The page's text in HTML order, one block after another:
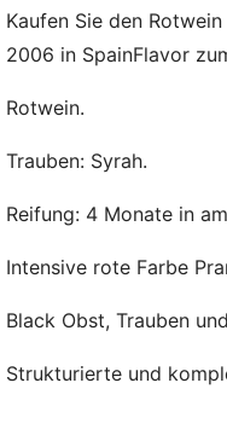
Kaufen Sie den
2006 in SpainFlavor
Rotwein.
Trauben: Syrah.
Reifung: 4 Monate in
Intensive rote Farbe
Black Obst, Trauben
Strukturierte und